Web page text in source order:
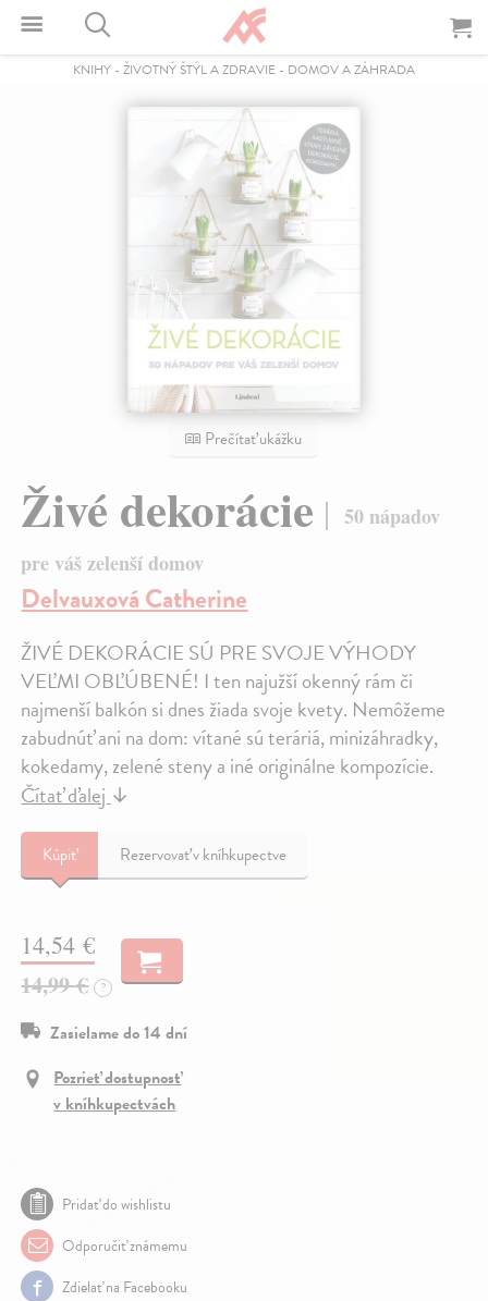
KNIHY - ŽIVOTNÝ ŠTÝL A ZDRAVIE - DOMOV A ZÁHRADA
Prečítať ukážku
Živé dekorácie
50 nápadov
pre váš zelenší domov
Delvauxová Catherine
ŽIVÉ DEKORÁCIE SÚ PRE SVOJE VÝHODY
VEĽMI OBĽÚBENÉ! I ten najužší okenný rám či
najmenší balkón si dnes žiada svoje kvety. Nemôžeme
zabudnúť ani na dom: vítané sú teráriá, minizáhradky,
kokedamy, zelené steny a iné originálne kompozície.
Čítať ďalej↓
Kúpiť Rezervovať v kníhkupectve
14,54 €
14,99 € ?
Zasielame do 14 dní
Pozrieť dostupnosť
v kníhkupectvách
Pridať do wishlistu
Odporučiť známemu
Zdielať na Facebooku